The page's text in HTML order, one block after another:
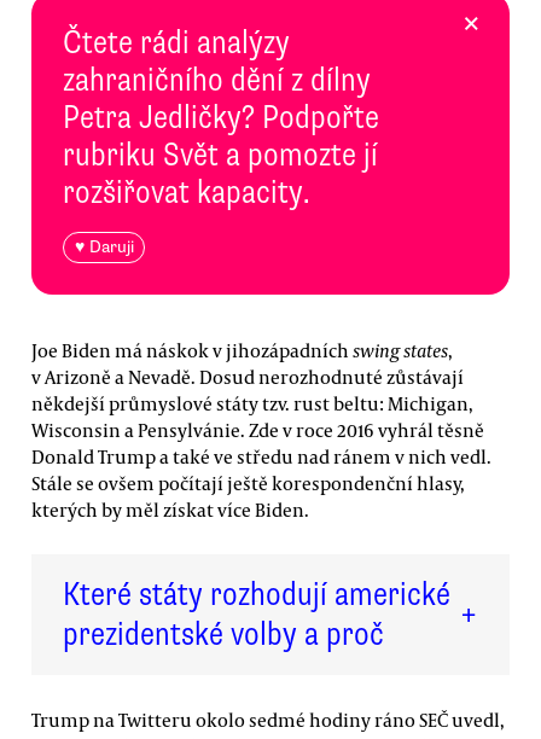
Čtete rádi analýzy
zahraničního dění z dílny
Petra Jedličky? Podpořte
rubriku Svět a pomozte jí
rozšiřovat kapacity.
♥ Daruji
×
Joe Biden má náskok v jihozápadních swing states,
v Arizoně a Nevadě. Dosud nerozhodnuté zůstávají
někdejší průmyslové státy tzv. rust beltu: Michigan,
Wisconsin a Pensylvánie. Zde v roce 2016 vyhrál těsně
Donald Trump a také ve středu nad ránem v nich vedl.
Stále se ovšem počítají ještě korespondenční hlasy,
kterých by měl získat více Biden.
Které státy rozhodují americké
prezidentské volby a proč
+
Trump na Twitteru okolo sedmé hodiny ráno SEČ uvedl,